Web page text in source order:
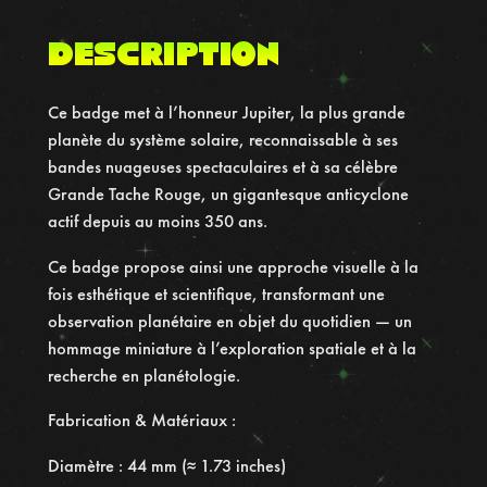
l
n
è
t
e
J
p
i
t
e
r
H
l
Description
Ce badge met à l’honneur Jupiter, la plus grande
planète du système solaire, reconnaissable à ses
bandes nuageuses spectaculaires et à sa célèbre
Grande Tache Rouge, un gigantesque anticyclone
actif depuis au moins 350 ans.
Ce badge propose ainsi une approche visuelle à la
fois esthétique et scientifique, transformant une
observation planétaire en objet du quotidien — un
hommage miniature à l’exploration spatiale et à la
recherche en planétologie.
Fabrication & Matériaux :
Diamètre : 44 mm (≈ 1.73 inches)